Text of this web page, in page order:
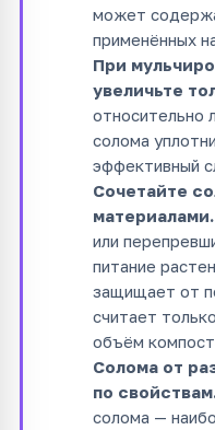
может
применённых
При
увеличьте
относительно
солома
эффективный
Сочетайте
материалами.
или
питание
защищает от
считает
объём
Солома от
по
солома —